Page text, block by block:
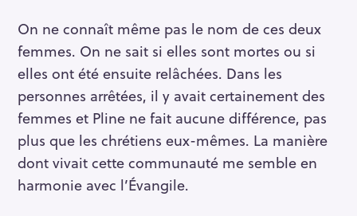
On ne connaît même pas le nom de ces deux
femmes. On ne sait si elles sont mortes ou si
elles ont été ensuite relâchées. Dans les
personnes arrêtées, il y avait certainement des
femmes et Pline ne fait aucune différence, pas
plus que les chrétiens eux-mêmes. La manière
dont vivait cette communauté me semble en
harmonie avec l’Évangile.